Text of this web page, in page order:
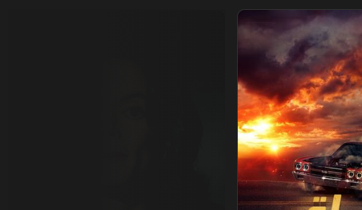
اللعبة